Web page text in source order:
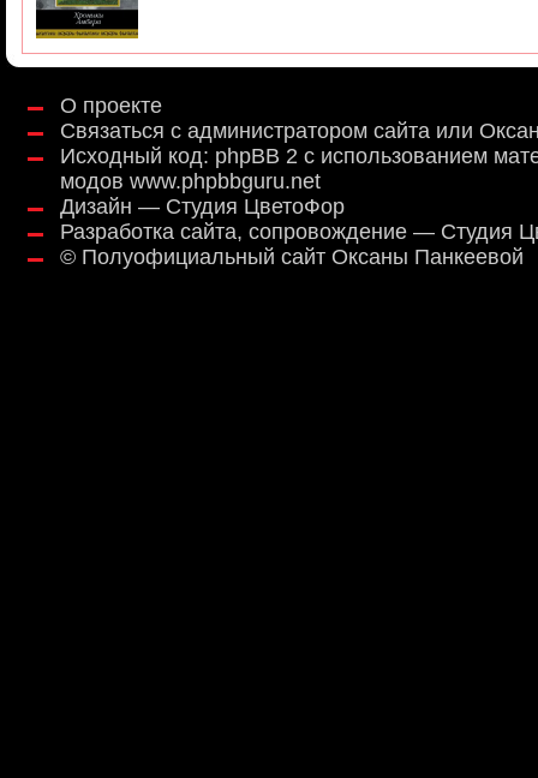
О проекте
Связаться с администратором сайта или
Исходный код: phpBB 2 с использованием
модов www.phpbbguru.net
Дизайн — Студия ЦветоФор
Разработка сайта, сопровождение — Студия
© Полуофициальный сайт Оксаны Панкеевой